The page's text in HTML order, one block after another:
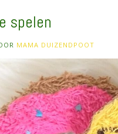
spelen
MAMA DUIZENDPOOT